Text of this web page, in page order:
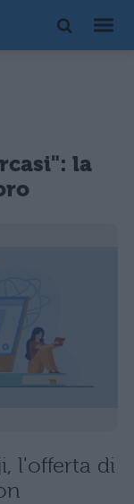
la
l'offerta di